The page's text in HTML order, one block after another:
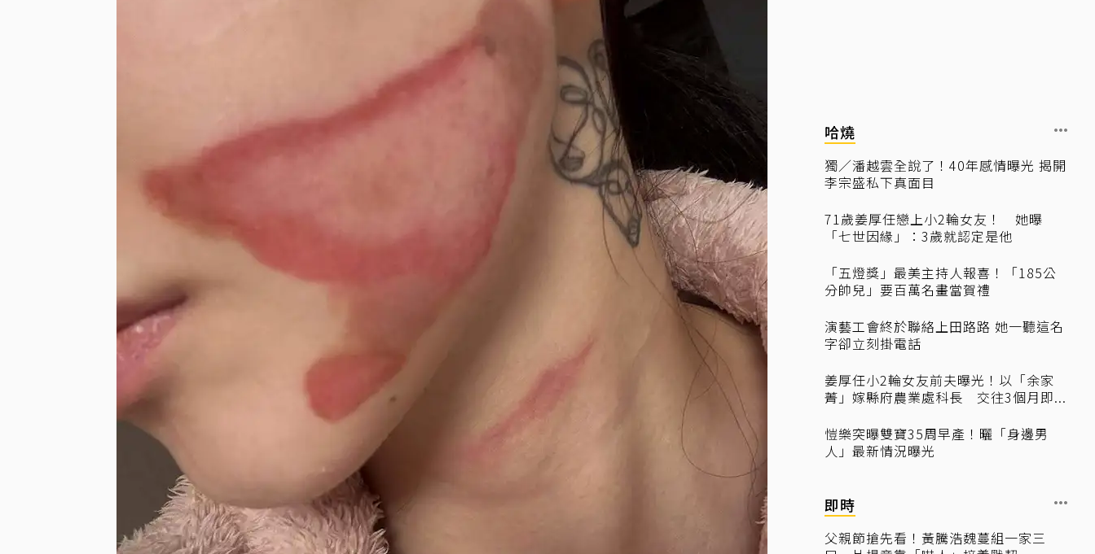
哈燒
獨／潘越雲全說了！40年感情曝光 揭開
李宗盛私下真面目
71歲姜厚任戀上小2輪女友！ 她曝
「七世因緣」：3歲就認定是他
「五燈獎」最美主持人報喜！「185公
分帥兒」要百萬名畫當賀禮
演藝工會終於聯絡上田路路 她一聽這名
字卻立刻掛電話
姜厚任小2輪女友前夫曝光！以「余家
菁」嫁縣府農業處科長 交往3個月即...
愷樂突曝雙寶35周早產！曬「身邊男
人」最新情況曝光
即時
父親節搶先看！黃騰浩魏蔓組一家三